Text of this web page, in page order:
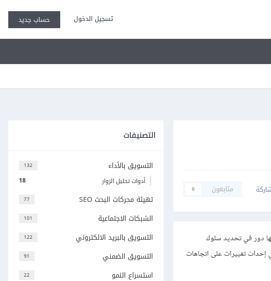
تسجيل الدخول حساب جديد
متابعون 0
دور في تحديد سلوك
إحداث تغييرات على اتجاهات
التصنيفات
132 التسويق بالأداء
18 أدوات تحليل الزوار
77 تهيئة محركات البحث SEO
101 الشبكات الاجتماعية
122 التسويق بالبريد الالكتروني
91 التسويق الضمني
22 استسراع النمو